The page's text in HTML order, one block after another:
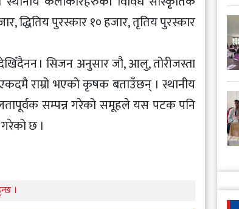
द्धितिय पुरस्कार १० हजार, तृतिय पुरस्कार
। सिजन अनुसार जौ, आलु, तोरीजस्ता
राम्रो भएको कृषक बताउँछन् । स्थानीय
सम्पन्न गरेको समूहले यस पटक पनि
छ ।
।